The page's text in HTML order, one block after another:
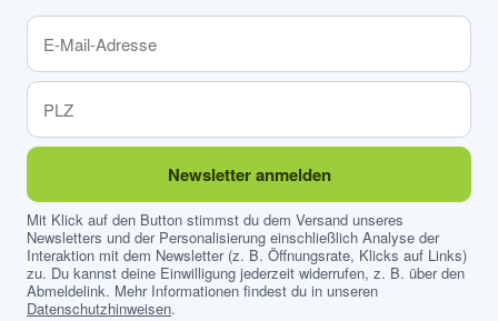
Newsletter anmelden
Mit Klick auf den Button stimmst du dem Versand unseres
Newsletters und der Personalisierung einschließlich Analyse der
Interaktion mit dem Newsletter (z. B. Öffnungsrate, Klicks auf Links)
zu. Du kannst deine Einwilligung jederzeit widerrufen, z. B. über den
Abmeldelink. Mehr Informationen findest du in unseren
Datenschutzhinweisen.